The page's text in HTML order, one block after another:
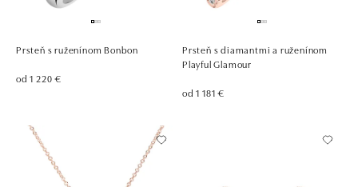
Prsteň s ruženínom Bonbon
od 1 220 €
Prsteň s diamantmi a ruženínom
Playful Glamour
od 1 181 €